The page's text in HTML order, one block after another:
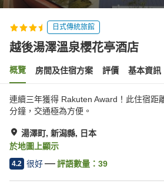
日式傳統旅館
越後湯澤溫泉櫻花亭酒店
概覽 房間及住宿方案 評價 基本資訊
連續三年獲得 Rakuten Award！此住宿距
分鐘，交通極為方便。
湯澤町, 新潟縣, 日本
於地圖上顯示
4.2 很好 評語數量： 39